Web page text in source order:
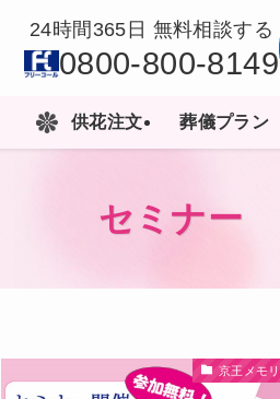
供花注文 葬儀プラン
24時間365日 無料相談する
0800-800-8149
セミナー
京王メモ